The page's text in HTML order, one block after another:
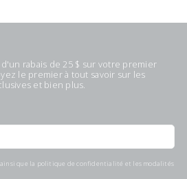
rabais de 25 $ sur votre premier
le premier à tout savoir sur les
et bien plus.
que la politique de confidentialité et les modalités